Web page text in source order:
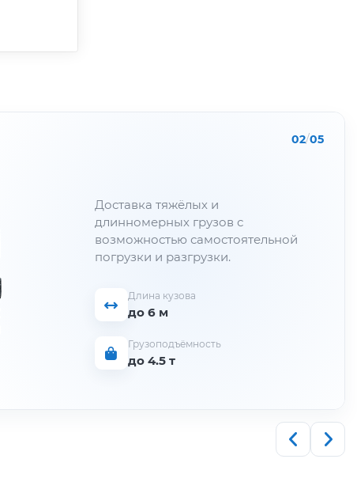
02/05
Доставка тяжёлых и
длинномерных грузов с
возможностью самостоятельной
погрузки и разгрузки.
Длина кузова
до 6 м
Грузоподъёмность
до 4.5 т